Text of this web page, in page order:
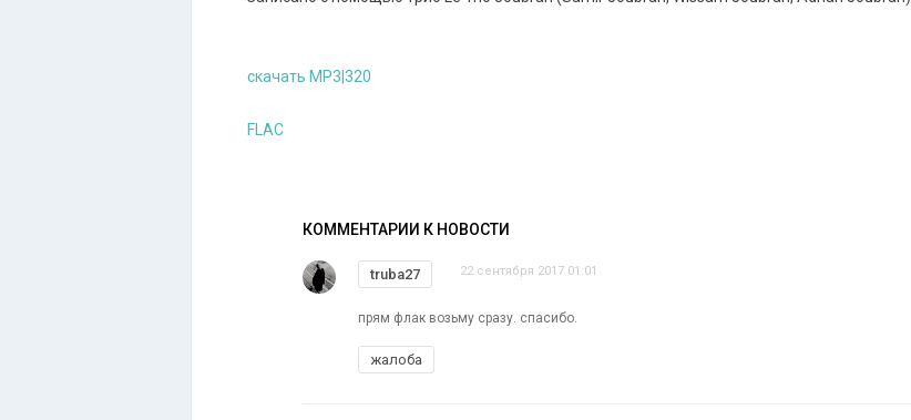
скачать MP3|320
FLAC
КОММЕНТАРИИ К НОВОСТИ
truba27 22 сентября 2017 01:01
прям флак возьму сразу. спасибо.
жалоба